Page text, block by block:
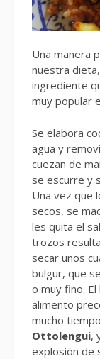
Una manera
nuestra
ingrediente
muy popular
Se elabora
agua y
cuezan de
se escurre y
Una vez que
secos, se
les quita el
trozos
secar unos
bulgur, que
o muy fino.
alimento
mucho
Ottolengui,
explosión de